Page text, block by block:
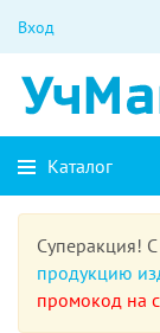
Вход
Каталог
Суперакция!
продукцию
промокод на